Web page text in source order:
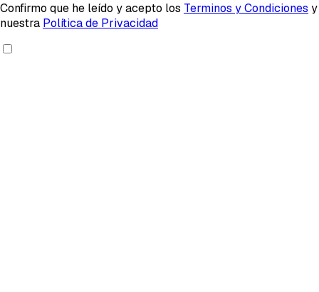
Confirmo que he leído y acepto los Terminos y Condiciones y
nuestra Política de Privacidad